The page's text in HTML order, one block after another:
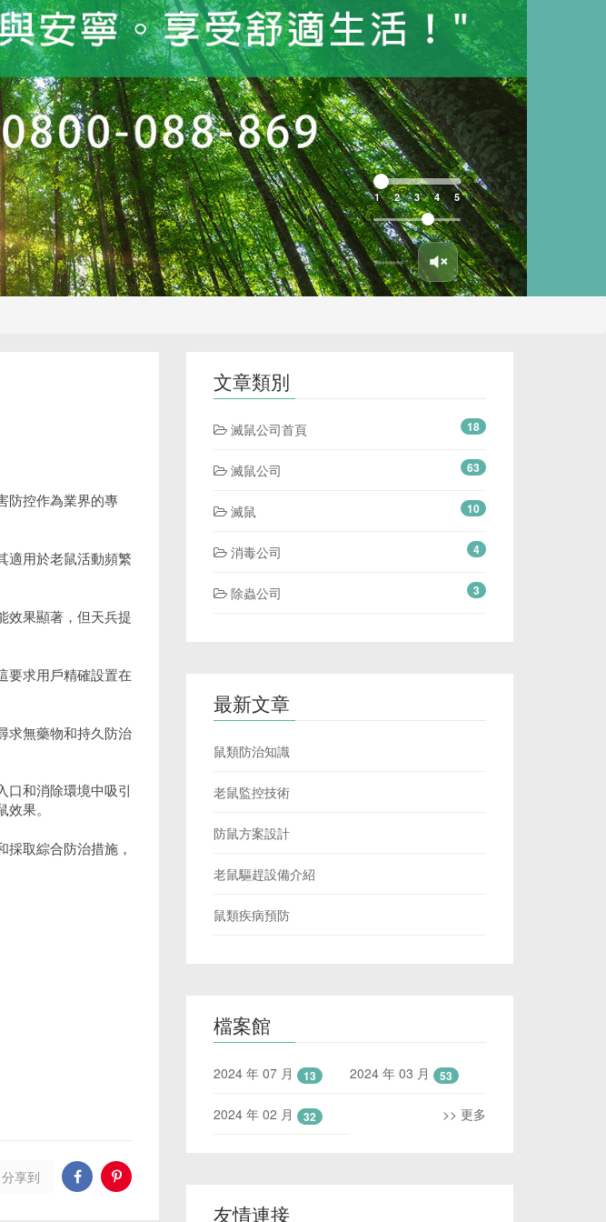
1 2 3 4 5
防控作為業界的專
適用於老鼠活動頻繁
效果顯著，但天兵提
要求用戶精確設置在
求無藥物和持久防治
口和消除環境中吸引
果。
取綜合防治措施，
分享到
文章類別
滅鼠公司首頁 18
滅鼠公司 63
滅鼠 10
消毒公司 4
除蟲公司 3
最新文章
鼠類防治知識
老鼠監控技術
防鼠方案設計
老鼠驅趕設備介紹
鼠類疾病預防
檔案館
2024 年 07 月 13 2024 年 03 月 53
2024 年 02 月 32 >> 更多
友情連接